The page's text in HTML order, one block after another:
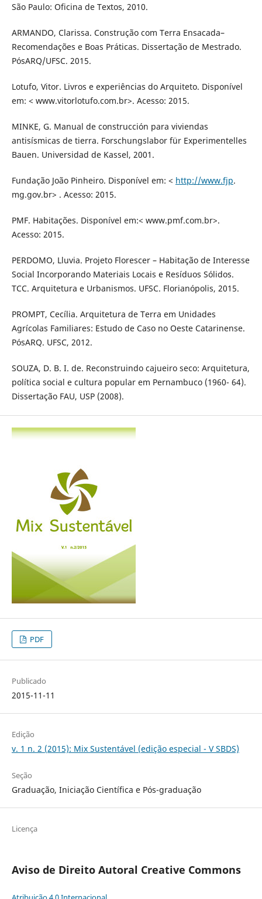
São Paulo: Oficina de Textos, 2010.
ARMANDO, Clarissa. Construção com Terra Ensacada–
Recomendações e Boas Práticas. Dissertação de Mestrado.
PósARQ/UFSC. 2015.
Lotufo, Vitor. Livros e experiências do Arquiteto. Disponível
em: < www.vitorlotufo.com.br>. Acesso: 2015.
MINKE, G. Manual de construcción para viviendas
antisísmicas de tierra. Forschungslabor für Experimentelles
Bauen. Universidad de Kassel, 2001.
Fundação João Pinheiro. Disponível em: < http://www.fjp.
mg.gov.br> . Acesso: 2015.
PMF. Habitações. Disponível em:< www.pmf.com.br>.
Acesso: 2015.
PERDOMO, Lluvia. Projeto Florescer – Habitação de Interesse
Social Incorporando Materiais Locais e Resíduos Sólidos.
TCC. Arquitetura e Urbanismos. UFSC. Florianópolis, 2015.
PROMPT, Cecília. Arquitetura de Terra em Unidades
Agrícolas Familiares: Estudo de Caso no Oeste Catarinense.
PósARQ. UFSC, 2012.
SOUZA, D. B. I. de. Reconstruindo cajueiro seco: Arquitetura,
política social e cultura popular em Pernambuco (1960- 64).
Dissertação FAU, USP (2008).
PDF
Publicado
2015-11-11
Edição
v. 1 n. 2 (2015): Mix Sustentável (edição especial - V SBDS)
Seção
Graduação, Iniciação Científica e Pós-graduação
Licença
Aviso de Direito Autoral Creative Commons